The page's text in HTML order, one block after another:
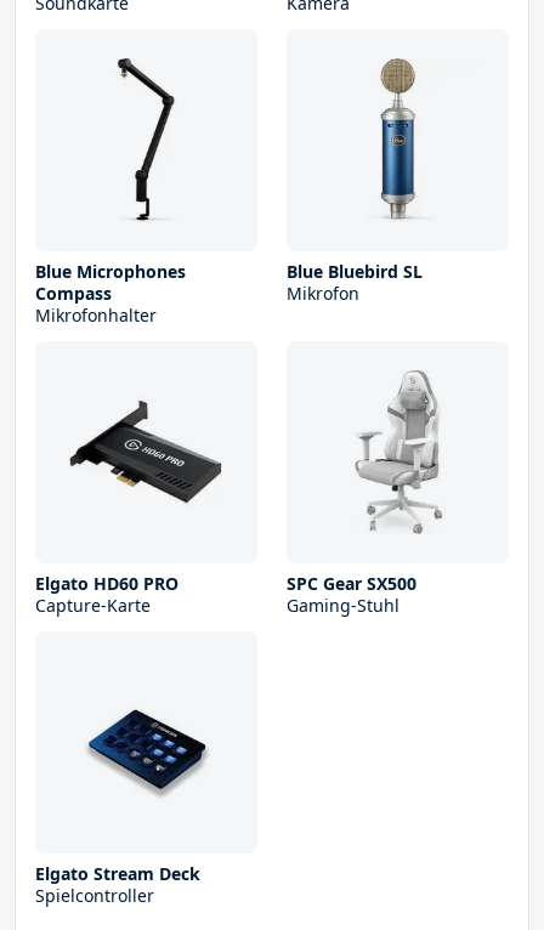
Blue Microphones
Compass
Mikrofonhalter
Blue Bluebird SL
Mikrofon
Elgato HD60 PRO
Capture-Karte
SPC Gear SX500
Gaming-Stuhl
Elgato Stream Deck
Spielcontroller